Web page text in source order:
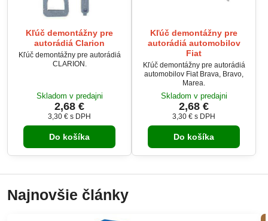
Kľúč demontážny pre
autorádiá Clarion
Kľúč demontážny pre autorádiá
CLARION.
Skladom v predajni
2,68 €
3,30 € s DPH
Do košíka
Kľúč demontážny pre
autorádiá automobilov
Fiat
Kľúč demontážny pre autorádiá
automobilov Fiat Brava, Bravo,
Marea.
Skladom v predajni
2,68 €
3,30 € s DPH
Do košíka
Najnovšie články